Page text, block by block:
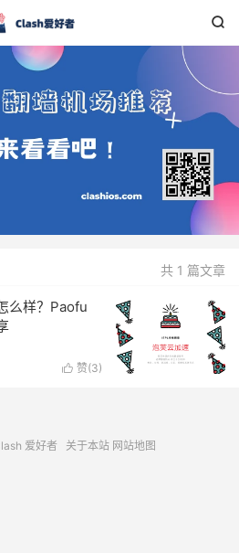

共 1 篇文章
么样？Paofu
 赞(3)
爱好者 关于本站 网站地图